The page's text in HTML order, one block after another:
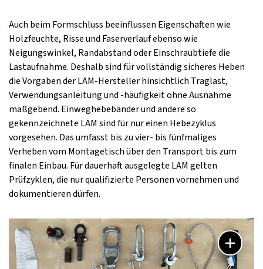
Auch beim Formschluss beeinflussen Eigenschaften wie
Holzfeuchte, Risse und Faserverlauf ebenso wie
Neigungswinkel, Randabstand oder Einschraubtiefe die
Lastaufnahme. Deshalb sind für vollständig sicheres Heben
die Vorgaben der LAM-Hersteller hinsichtlich Traglast,
Verwendungsanleitung und -häufigkeit ohne Ausnahme
maßgebend. Einweghebebänder und andere so
gekennzeichnete LAM sind für nur einen Hebezyklus
vorgesehen. Das umfasst bis zu vier- bis fünfmaliges
Verheben vom Montagetisch über den Transport bis zum
finalen Einbau. Für dauerhaft ausgelegte LAM gelten
Prüfzyklen, die nur qualifizierte Personen vornehmen und
dokumentieren dürfen.